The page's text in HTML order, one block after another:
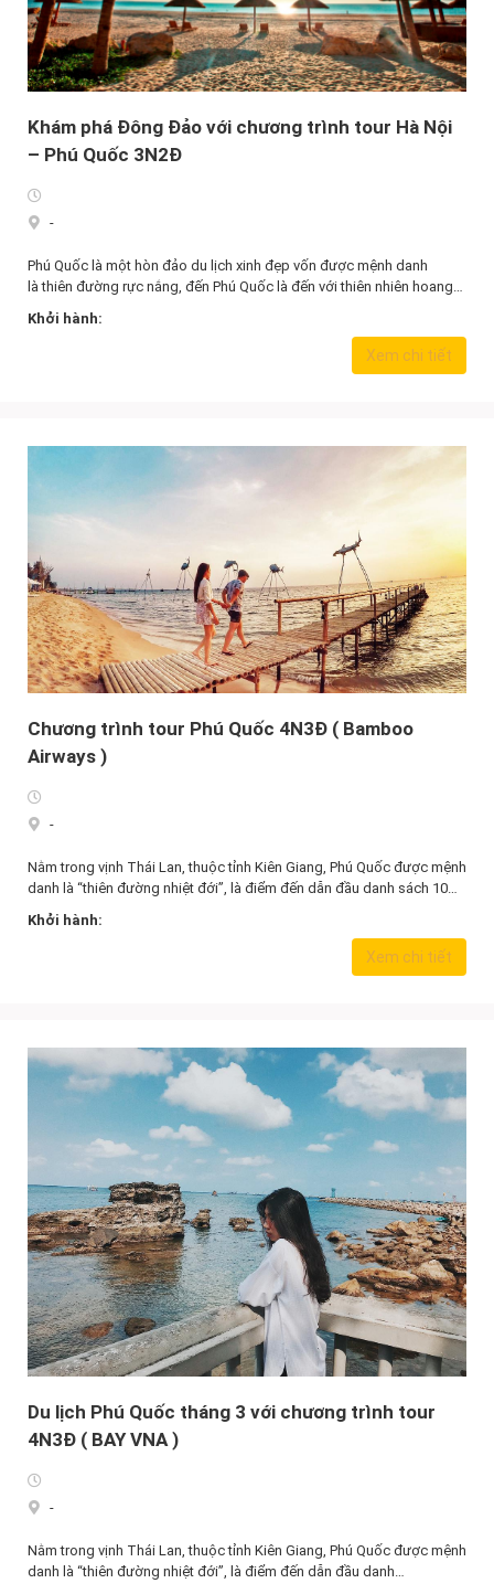
Khám phá Đông Đảo với chương trình tour Hà Nội
– Phú Quốc 3N2Đ
-
Phú Quốc là một hòn đảo du lịch xinh đẹp vốn được mệnh danh
là thiên đường rực nắng, đến Phú Quốc là đến với thiên nhiên hoang…
Khởi hành:
Xem chi tiết
Chương trình tour Phú Quốc 4N3Đ ( Bamboo
Airways )
-
Nằm trong vịnh Thái Lan, thuộc tỉnh Kiên Giang, Phú Quốc được mệnh
danh là “thiên đường nhiệt đới”, là điểm đến dẫn đầu danh sách 10…
Khởi hành:
Xem chi tiết
Du lịch Phú Quốc tháng 3 với chương trình tour
4N3Đ ( BAY VNA )
-
Nằm trong vịnh Thái Lan, thuộc tỉnh Kiên Giang, Phú Quốc được mệnh
danh là “thiên đường nhiệt đới”, là điểm đến dẫn đầu danh…